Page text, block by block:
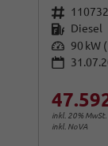
Fahrzeugnr. 110732
Kraftstoff Diesel
Leistung 90 kW
inkl. 20% MwSt.
inkl. NoVA